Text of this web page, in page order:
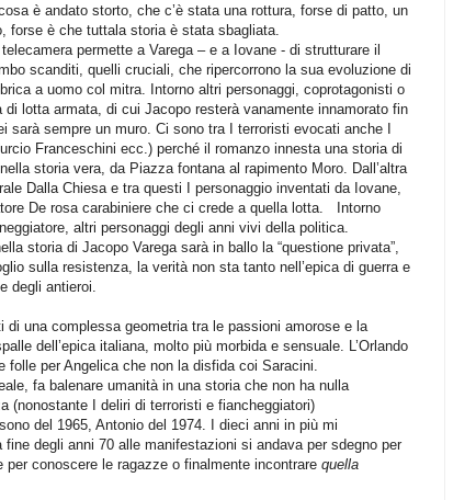
è andato storto, che c’è stata una rottura, forse di patto, un
forse è che tuttala storia è stata sbagliata.
permette a Varega – e a Iovane - di strutturare il
scanditi, quelli cruciali, che ripercorrono la sua evoluzione di
a uomo col mitra. Intorno altri personaggi, coprotagonisti o
lotta armata, di cui Jacopo resterà vanamente innamorato fin
sarà sempre un muro. Ci sono tra I terroristi evocati anche I
Franceschini ecc.) perché il romanzo innesta una storia di
storia vera, da Piazza fontana al rapimento Moro. Dall’altra
Dalla Chiesa e tra questi I personaggio inventati da Iovane,
De rosa carabiniere che ci crede a quella lotta.
Intorno
altri personaggi degli anni vivi della politica.
storia di Jacopo Varega sarà in ballo la “questione privata”,
sulla resistenza, la verità non sta tanto nell’epica di guerra e
degli antieroi.
una complessa geometria tra le passioni amorose e la
dell’epica italiana, molto più morbida e sensuale. L’Orlando
folle per Angelica che non la disfida coi Saracini.
fa balenare umanità in una storia che non ha nulla
(nonostante I deliri di terroristi e fiancheggiatori)
del 1965, Antonio del 1974. I dieci anni in più mi
degli anni 70 alle manifestazioni si andava per sdegno per
conoscere le ragazze o finalmente incontrare quella